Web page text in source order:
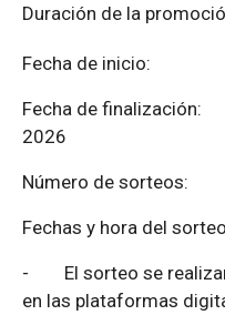
Duración de la
Fecha de
Fecha de
2026
Número de
Fechas y hora
- El sorteo se
en las plataformas